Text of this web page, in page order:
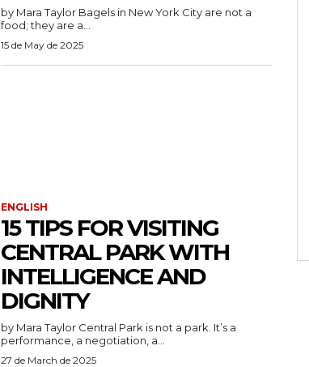
by Mara Taylor Bagels in New York City are not a
food; they are a...
15 de May de 2025
ENGLISH
15 TIPS FOR VISITING
CENTRAL PARK WITH
INTELLIGENCE AND
DIGNITY
by Mara Taylor Central Park is not a park. It’s a
performance, a negotiation, a...
27 de March de 2025